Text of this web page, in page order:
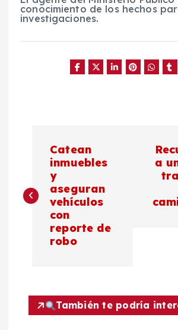
conocimiento de los hechos
investigaciones.
v
c
Catean
inmuebles
y
aseguran
vehículos
con
reporte de
robo
a
También te podría